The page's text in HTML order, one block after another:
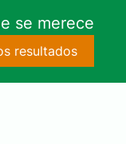
se merece
resultados